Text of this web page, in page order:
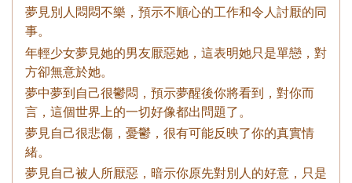
夢見別人悶悶不樂，預示不順心的工作和令人討厭的同
事。
年輕少女夢見她的男友厭惡她，這表明她只是單戀，對
方卻無意於她。
夢中夢到自己很鬱悶，預示夢醒後你將看到，對你而
言，這個世界上的一切好像都出問題了。
夢見自己很悲傷，憂鬱，很有可能反映了你的真實情
緒。
夢見自己被人所厭惡，暗示你原先對別人的好意，只是